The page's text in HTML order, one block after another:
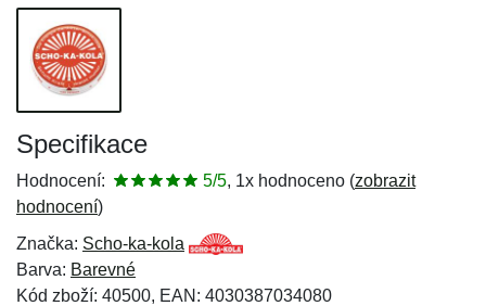
Specifikace
Hodnocení: 5/5, 1x hodnoceno (zobrazit
hodnocení)
Značka: Scho-ka-kola
Barva: Barevné
Kód zboží: 40500, EAN: 4030387034080